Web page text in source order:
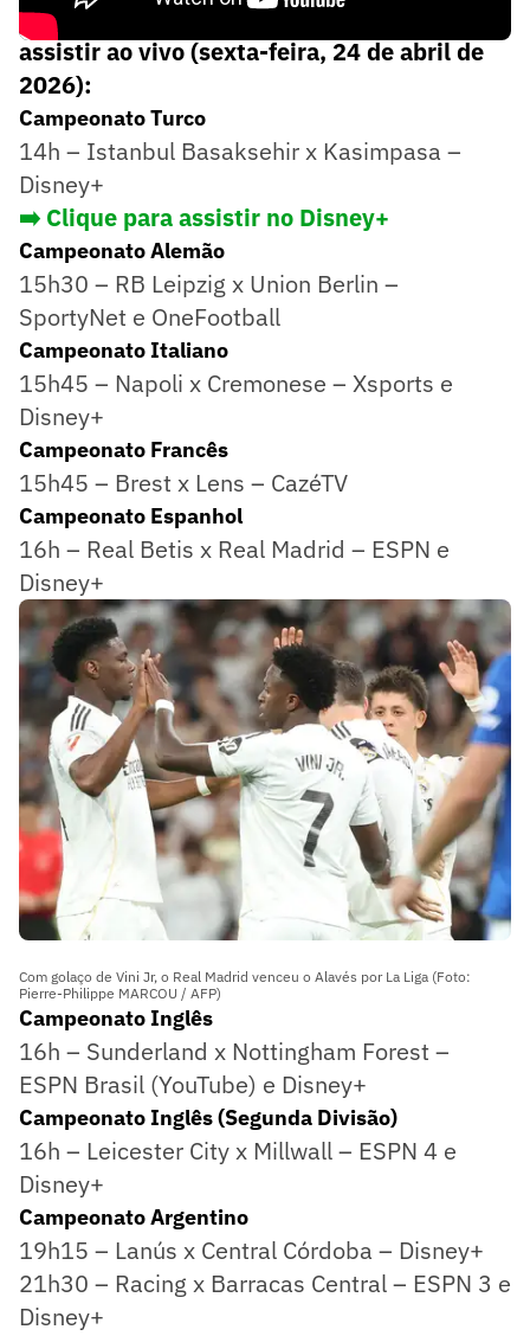
Confira os jogos de hoje, horários e onde
assistir ao vivo (sexta-feira, 24 de abril de
2026):
Campeonato Turco
14h – Istanbul Basaksehir x Kasimpasa –
Disney+
➡️ Clique para assistir no Disney+
Campeonato Alemão
15h30 – RB Leipzig x Union Berlin –
SportyNet e OneFootball
Campeonato Italiano
15h45 – Napoli x Cremonese – Xsports e
Disney+
Campeonato Francês
15h45 – Brest x Lens – CazéTV
Campeonato Espanhol
16h – Real Betis x Real Madrid – ESPN e
Disney+
Com golaço de Vini Jr, o Real Madrid venceu o Alavés por La Liga (Foto:
Pierre-Philippe MARCOU / AFP)
Campeonato Inglês
16h – Sunderland x Nottingham Forest –
ESPN Brasil (YouTube) e Disney+
Campeonato Inglês (Segunda Divisão)
16h – Leicester City x Millwall – ESPN 4 e
Disney+
Campeonato Argentino
19h15 – Lanús x Central Córdoba – Disney+
21h30 – Racing x Barracas Central – ESPN 3 e
Disney+